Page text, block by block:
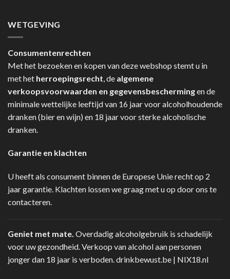
WETGEVING
Consumentenrechten
Met het bezoeken en kopen van deze webshop stemt u in
met het herroepingsrecht , de algemene
verkoopsvoorwaarden en gegevensbeschermingen de
minimale wettelijke leeftijd van 16 jaar voor alcoholhoudende
dranken (bier en wijn) en 18 jaar voor sterke alcoholische
dranken.
Garantie en klachten
U heeft als consument binnen de Europese Unie recht op 2
jaar garantie. Klachten lossen we graag met u op door ons te
contacteren.
Geniet met mate. Overdadig alcoholgebruik is schadelijk
voor uw gezondheid. Verkoop van alcohol aan personen
jonger dan 18 jaar is verboden.drinkbewust.be | NIX18.nl